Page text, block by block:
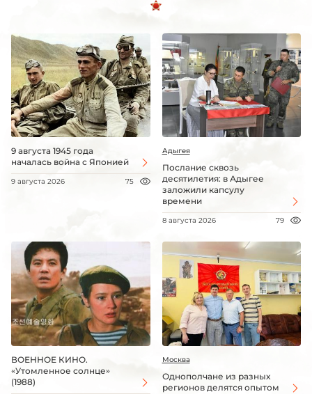
9 августа 1945 года
началась война с Японией
9 августа 2026 75
Адыгея
Послание сквозь
десятилетия: в Адыгее
заложили капсулу
времени
8 августа 2026 79
ВОЕННОЕ КИНО.
«Утомленное солнце»
(1988)
Москва
Однополчане из разных
регионов делятся опытом